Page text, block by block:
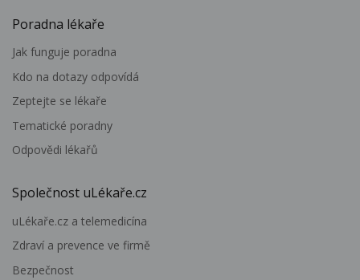
Poradna lékaře
Jak funguje poradna
Kdo na dotazy odpovídá
Zeptejte se lékaře
Tematické poradny
Odpovědi lékařů
Společnost uLékaře.cz
uLékaře.cz a telemedicína
Zdraví a prevence ve firmě
Bezpečnost